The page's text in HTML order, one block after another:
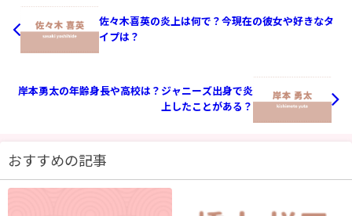
佐々木喜英の炎上は何で？今現在の彼女や好きなタ
イプは？
岸本勇太の年齢身長や高校は？ジャニーズ出身で炎
上したことがある？
おすすめの記事